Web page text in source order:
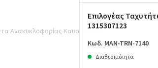
2
Ανακυκλοφορίας Καυσαερίων0
Επιλογέας
1315307123
Κωδ. MAN-TRN-7140
Διαθεσιμότητα